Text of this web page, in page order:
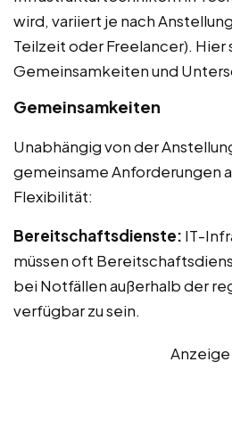
wird, variiert je nach
Teilzeit oder Freelancer). Hier
Gemeinsamkeiten und
Gemeinsamkeiten
Unabhängig von der
gemeinsame Anforderungen
Flexibilität:
Bereitschaftsdienste: IT-
müssen oft
bei Notfällen außerhalb der
verfügbar zu sein.
Anzeige